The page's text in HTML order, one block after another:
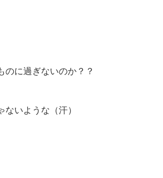
に過ぎないのか？？
いような（汗）